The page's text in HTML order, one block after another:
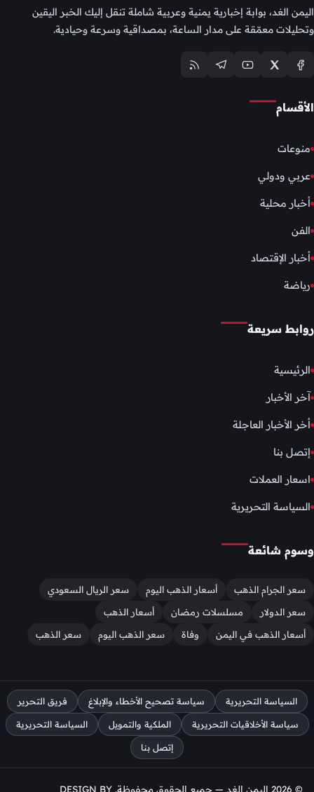
اليمن الغد، بوابة إخبارية يمنية وعربية شاملة تنقل إليك الخبر اليقين
وتحليلات معمّقة على مدار الساعة، بمصداقية وسرعة وحيادية.
الأقسام
منوعات
عربي ودولي
أخبار محلية
الفن
أخبار الإقتصاد
رياضة
روابط سريعة
الرئيسية
آخر الأخبار
أخر الأخبار العاجلة
إتصل بنا
اسعار العملات
السياسة التحريرية
وسوم شائعة
سعر الجرام الذهب أسعار الذهب اليوم
سعر الريال السعودي
سعر الدولار
مسلسلات رمضان
أسعار الذهب
أسعار الذهب في اليمن
وفاة سعر الذهب اليوم سعر الذهب
السياسة التحريرية سياسة تصحيح الأخطاء والإبلاغ فريق التحرير
سياسة الأخلاقيات التحريرية الملكية والتمويل السياسة التحريرية
إتصل بنا
© 2026 اليمن الغد — جميع الحقوق محفوظة. DESIGN BY